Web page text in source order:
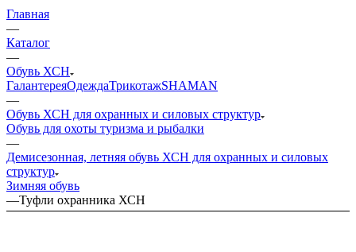
Главная
—
Каталог
—
Обувь ХСН
ГалантереяОдеждаТрикотажSHAMAN
—
Обувь ХСН для охранных и силовых структур
Обувь для охоты туризма и рыбалки
—
Демисезонная, летняя обувь ХСН для охранных и силовых
структур
Зимняя обувь
—Туфли охранника ХСН